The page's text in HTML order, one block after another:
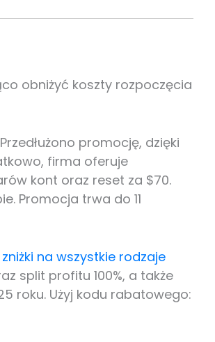
obniżyć koszty rozpoczęcia
promocję, dzięki
firma oferuje
kont oraz reset za $70.
Promocja trwa do 11
zniżki na wszystkie rodzaje
split profitu 100%, a także
roku. Użyj kodu rabatowego: